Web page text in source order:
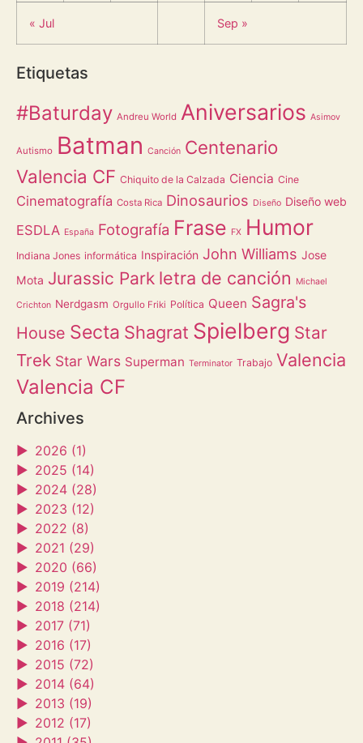
« Jul Sep »
Etiquetas
#Baturday Andreu World Aniversarios Asimov
Autismo Batman Canción Centenario
Valencia CF Chiquito de la Calzada Ciencia Cine
Cinematografía Costa Rica Dinosaurios Diseño Diseño web
ESDLA España Fotografía Frase FX Humor
Indiana Jones informática Inspiración John Williams Jose
Mota Jurassic Park letra de canción Michael
Crichton Nerdgasm Orgullo Friki Política Queen Sagra's
House Secta Shagrat Spielberg Star
Trek Star Wars Superman Terminator Trabajo Valencia
Valencia CF
Archives
► 2026 (1)
► 2025 (14)
► 2024 (28)
► 2023 (12)
► 2022 (8)
► 2021 (29)
► 2020 (66)
► 2019 (214)
► 2018 (214)
► 2017 (71)
► 2016 (17)
► 2015 (72)
► 2014 (64)
► 2013 (19)
► 2012 (17)